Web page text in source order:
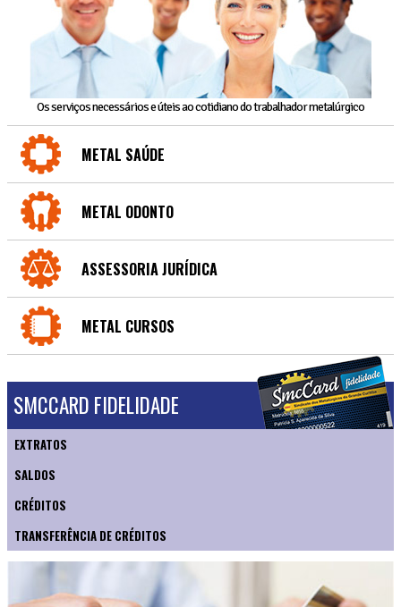
Os serviços necessários e úteis ao cotidiano do trabalhador metalúrgico
METAL SAÚDE
METAL ODONTO
ASSESSORIA JURÍDICA
METAL CURSOS
SMCCARD FIDELIDADE
EXTRATOS
SALDOS
CRÉDITOS
TRANSFERÊNCIA DE CRÉDITOS